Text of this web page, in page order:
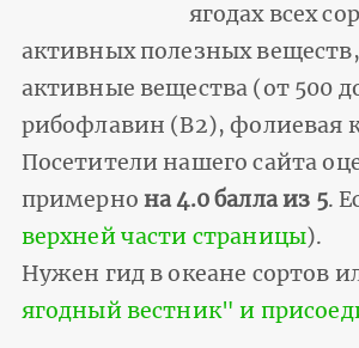
ягодах всех
активных полезных
активные вещества (от 500
рибофлавин (В2), фолиевая
Посетители нашего сайта
примерно на 4.0 балла из 5.
верхней части страницы).
Нужен гид в океане сортов
ягодный вестник" и